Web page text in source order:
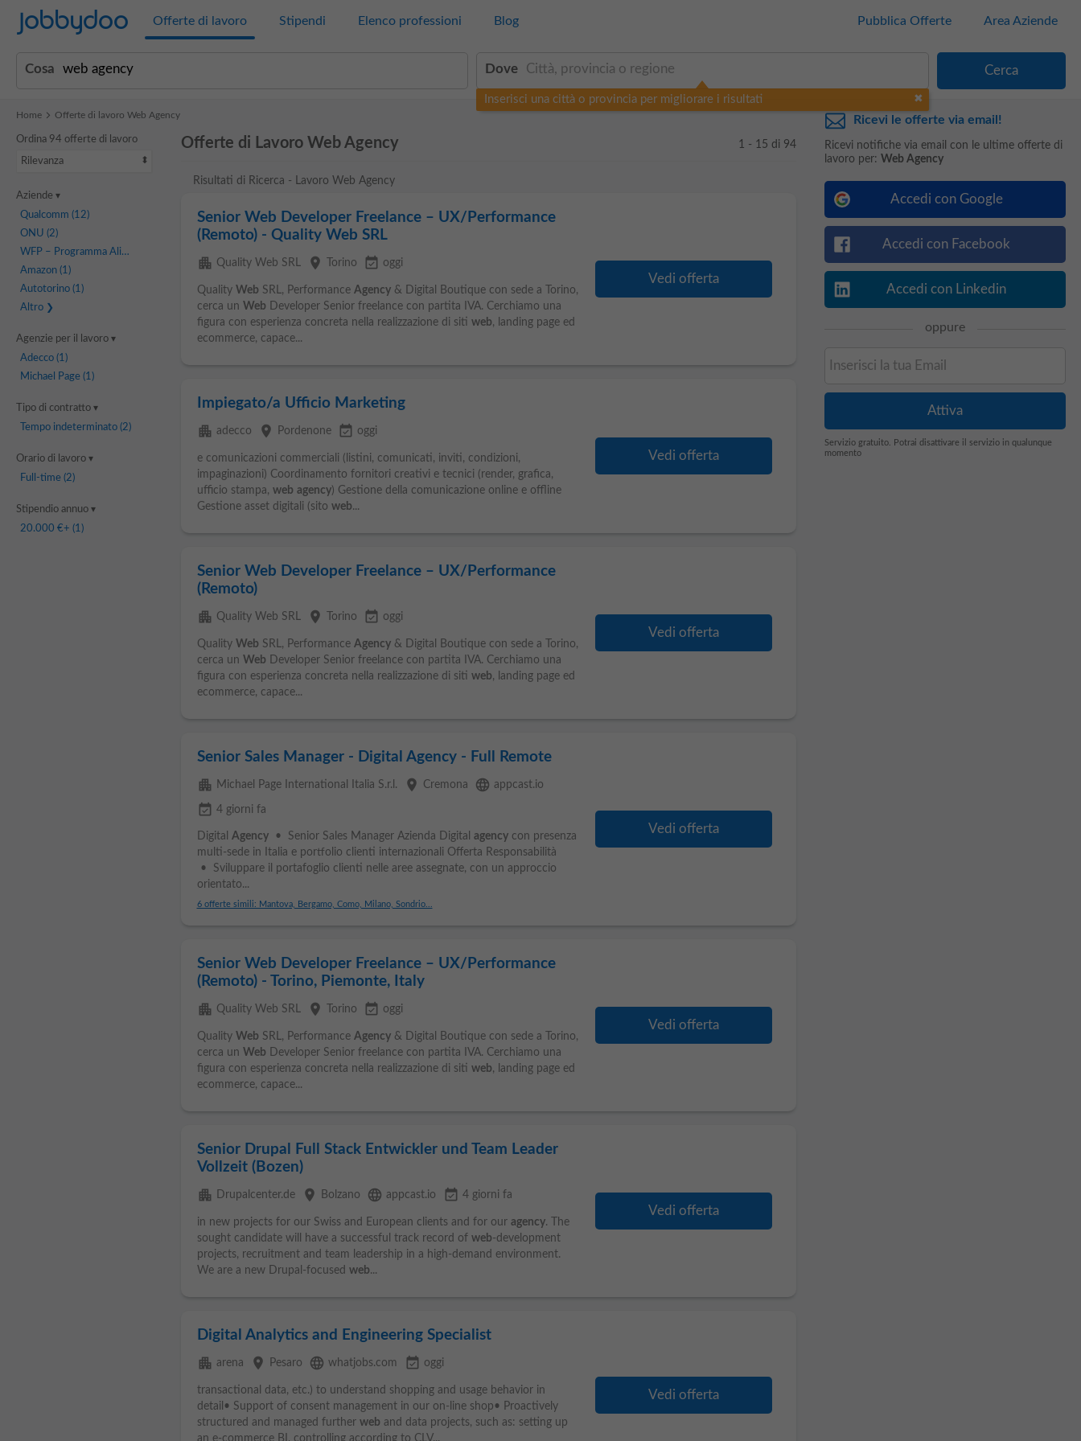
Jobbydoo Offerte di lavoro Stipendi Elenco professioni Blog Pubblica Offerte Area Aziende
Cosa Dove
Inserisci una città o provincia per migliorare i risultati
Home Offerte di lavoro Web Agency
Ordina 94 offerte di lavoro
Rilevanza
Aziende
Qualcomm (12)
ONU (2)
WFP – Programma Alimentare Mondiale
Amazon(1)
Autotorino(1)
Altro
Agenzie per il lavoro
Adecco(1)
Michael Page(1)
Tipo di contratto
Tempo indeterminato(2)
Orario di lavoro
Full-time(2)
Stipendio annuo
20.000 €+ (1)
Offerte di Lavoro Web Agency 1 - 15 di 94
Risultati di Ricerca - Lavoro Web Agency
Senior Web Developer Freelance – UX/Performance
(Remoto) - Quality Web SRL
apartment Quality Web SRL place Torino event_available oggi
Quality Web SRL, Performance Agency& Digital Boutique con sede a Torino,
cerca un Web Developer Senior freelance con partita IVA. Cerchiamo una
figura con esperienza concreta nella realizzazione di siti web, landing page ed
ecommerce, capace...
Vedi offerta
Impiegato/a Ufficio Marketing
apartment adecco place Pordenone event_available oggi
e comunicazioni commerciali (listini, comunicati, inviti, condizioni,
impaginazioni) Coordinamento fornitori creativi e tecnici (render, grafica,
ufficio stampa, web agency) Gestione della comunicazione online e offline
Gestione asset digitali (sito web...
Vedi offerta
Senior Web Developer Freelance – UX/Performance
(Remoto)
apartment Quality Web SRL place Torino event_available oggi
Quality Web SRL, Performance Agency& Digital Boutique con sede a Torino,
cerca un Web Developer Senior freelance con partita IVA. Cerchiamo una
figura con esperienza concreta nella realizzazione di siti web, landing page ed
ecommerce, capace...
Vedi offerta
Senior Sales Manager - Digital Agency - Full Remote
apartment Michael Page International Italia S.r.l. place Cremona language appcast.io
event_available 4 giorni fa
Digital Agency• Senior Sales Manager Azienda Digital agencycon presenza
multi-sede in Italia e portfolio clienti internazionali Offerta Responsabilità
• Sviluppare il portafoglio clienti nelle aree assegnate, con un approccio
orientato...
6 offerte simili: Mantova, Bergamo, Como, Milano, Sondrio...
Vedi offerta
Senior Web Developer Freelance – UX/Performance
(Remoto) - Torino, Piemonte, Italy
apartment Quality Web SRL place Torino event_available oggi
Quality Web SRL, Performance Agency& Digital Boutique con sede a Torino,
cerca un Web Developer Senior freelance con partita IVA. Cerchiamo una
figura con esperienza concreta nella realizzazione di siti web, landing page ed
ecommerce, capace...
Vedi offerta
Senior Drupal Full Stack Entwickler und Team Leader
Vollzeit (Bozen)
apartment Drupalcenter.de place Bolzano language appcast.io event_available 4 giorni fa
in new projects for our Swiss and European clients and for our agency. The
sought candidate will have a successful track record of web-development
projects, recruitment and team leadership in a high-demand environment.
We are a new Drupal-focused web...
Vedi offerta
Digital Analytics and Engineering Specialist
apartment arena place Pesaro language whatjobs.com event_available oggi
transactional data, etc.) to understand shopping and usage behavior in
detail• Support of consent management in our on-line shop• Proactively
structured and managed further web and data projects, such as: setting up
an e-commerce BI, controlling according to CLV...
Vedi offerta
Ricevi le offerte via email!
Ricevi notifiche via email con le ultime offerte di
lavoro per: Web Agency
Accedi con Google
Accedi con Facebook
Accedi con Linkedin
oppure
Servizio gratuito. Potrai disattivare il servizio in qualunque
momento